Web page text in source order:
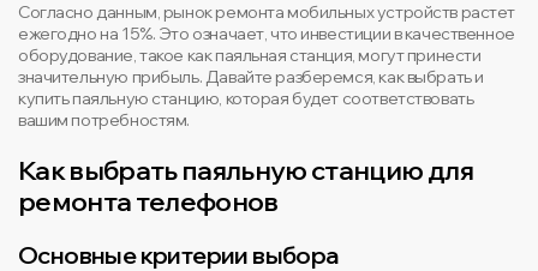
Согласно данным, рынок ремонта мобильных устройств растет
ежегодно на 15%. Это означает, что инвестиции в качественное
оборудование, такое как паяльная станция, могут принести
значительную прибыль. Давайте разберемся, как выбрать и
купить паяльную станцию, которая будет соответствовать
вашим потребностям.
Как выбрать паяльную станцию для
ремонта телефонов
Основные критерии выбора